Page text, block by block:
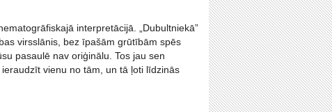
interpretācijā. „Dubultniekā”
virsslānis, bez īpašām grūtībām spēs
pasaulē nav oriģinālu. Tos jau sen
vienu no tām, un tā ļoti līdzinās